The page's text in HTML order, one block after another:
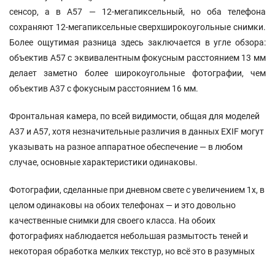
сенсор, а в A57 — 12-мегапиксельный, но оба телефона
сохраняют 12-мегапиксельные сверхширокоугольные снимки.
Более ощутимая разница здесь заключается в угле обзора:
объектив A57 с эквивалентным фокусным расстоянием 13 мм
делает заметно более широкоугольные фотографии, чем
объектив A37 с фокусным расстоянием 16 мм.
Фронтальная камера, по всей видимости, общая для моделей
A37 и A57, хотя незначительные различия в данных EXIF могут
указывать на разное аппаратное обеспечение — в любом
случае, основные характеристики одинаковы.
Фотографии, сделанные при дневном свете с увеличением 1x, в
целом одинаковы на обоих телефонах — и это довольно
качественные снимки для своего класса. На обоих
фотографиях наблюдается небольшая размытость теней и
некоторая обработка мелких текстур, но всё это в разумных